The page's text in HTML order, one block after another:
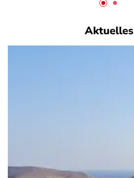
Aktuelles